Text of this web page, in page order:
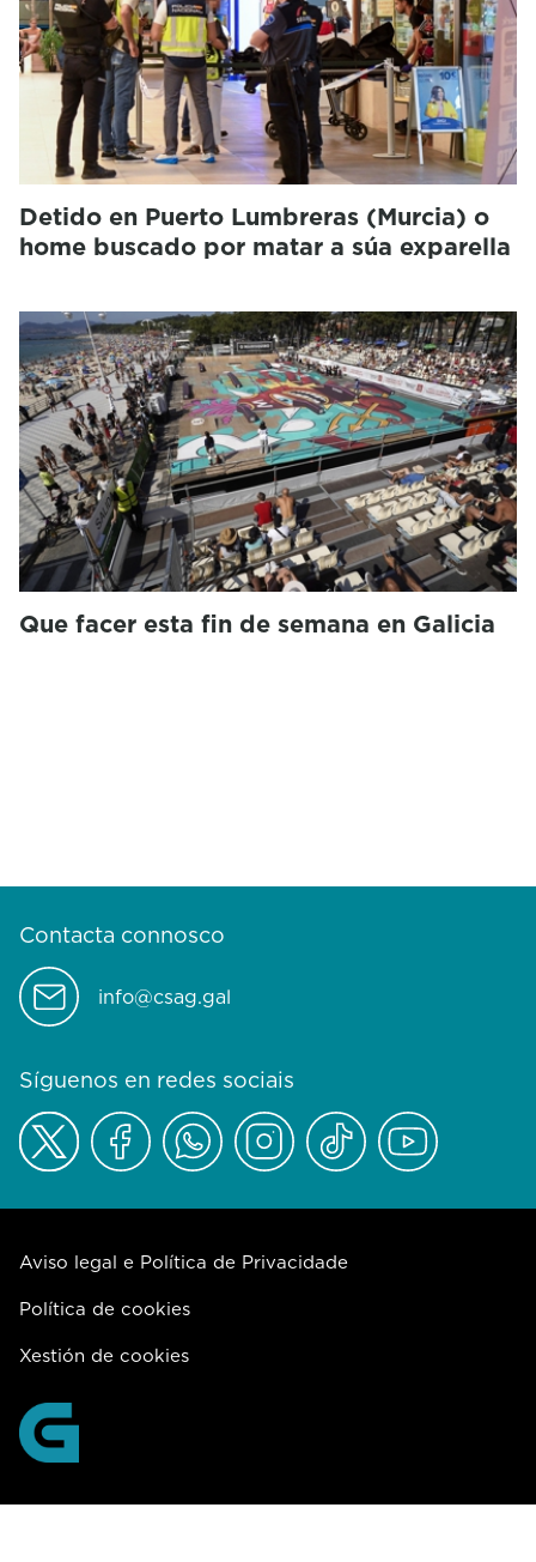
Detido en Puerto Lumbreras (Murcia) o
home buscado por matar a súa exparella
Que facer esta fin de semana en Galicia
Contacta connosco
info@csag.gal
Síguenos en redes sociais
Aviso legal e Política de Privacidade
Política de cookies
Xestión de cookies